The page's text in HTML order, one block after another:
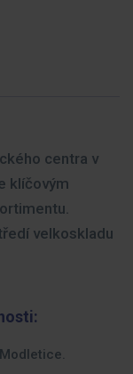
centra v
klíčovým
velkoskladu